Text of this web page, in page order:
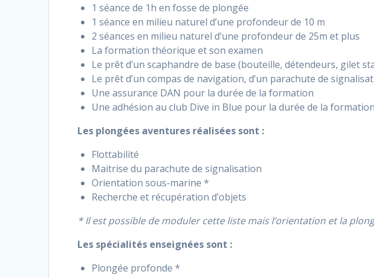
1 séance de 1h en fosse de plongée
1 séance en milieu naturel d’une profondeur de 10 m
2 séances en milieu naturel d’une profondeur de 25m et plus
La formation théorique et son examen
Le prêt d’un scaphandre de base (bouteille, détendeurs, gilet
Le prêt d’un compas de navigation, d’un parachute de
Une assurance DAN pour la durée de la formation
Une adhésion au club Dive in Blue pour la durée de la formation
Les plongées aventures réalisées sont :
Flottabilité
Maitrise du parachute de signalisation
Orientation sous-marine *
Recherche et récupération d’objets
* Il est possible de moduler cette liste mais l’orientation et la
Les spécialités enseignées sont :
Plongée profonde *